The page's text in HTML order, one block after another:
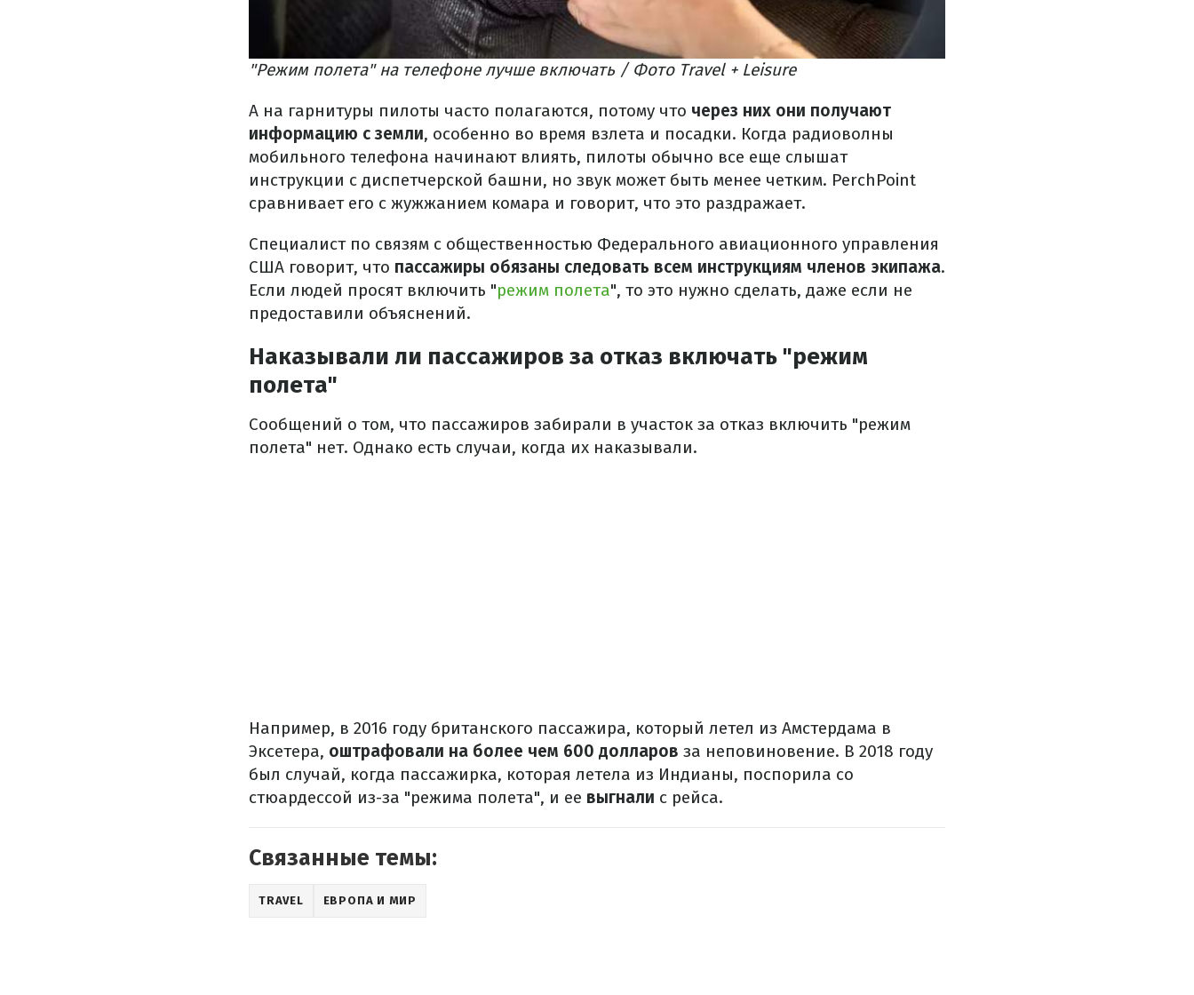
"Режим полета" на телефоне лучше включать / Фото Travel + Leisure
А на гарнитуры пилоты часто полагаются, потому что через них они получают
информацию с земли, особенно во время взлета и посадки. Когда радиоволны
мобильного телефона начинают влиять, пилоты обычно все еще слышат
инструкции с диспетчерской башни, но звук может быть менее четким. PerchPoint
сравнивает его с жужжанием комара и говорит, что это раздражает.
Специалист по связям с общественностью Федерального авиационного управления
США говорит, что пассажиры обязаны следовать всем инструкциям членов экипажа.
Если людей просят включить "режим полета", то это нужно сделать, даже если не
предоставили объяснений.
Наказывали ли пассажиров за отказ включать "режим
полета"
Сообщений о том, что пассажиров забирали в участок за отказ включить "режим
полета" нет. Однако есть случаи, когда их наказывали.
Например, в 2016 году британского пассажира, который летел из Амстердама в
Эксетера, оштрафовали на более чем 600 долларов за неповиновение. В 2018 году
был случай, когда пассажирка, которая летела из Индианы, поспорила со
стюардессой из-за "режима полета", и ее выгнали с рейса.
Связанные темы:
TRAVEL ЕВРОПА И МИР